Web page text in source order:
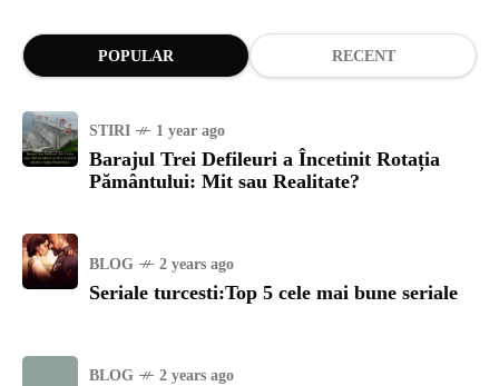
POPULAR RECENT
STIRI 1 year ago
Barajul Trei Defileuri a Încetinit Rotația
Pământului: Mit sau Realitate?
BLOG 2 years ago
Seriale turcesti:Top 5 cele mai bune seriale
BLOG 2 years ago